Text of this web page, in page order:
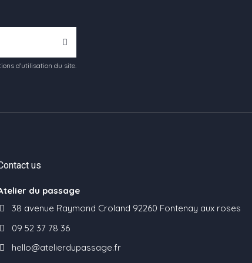
d'utilisation du site.
us
du passage
38 avenue Raymond Croland 92260 Fontenay aux roses
09 52 37 78 36
hello@atelierdupassage.fr